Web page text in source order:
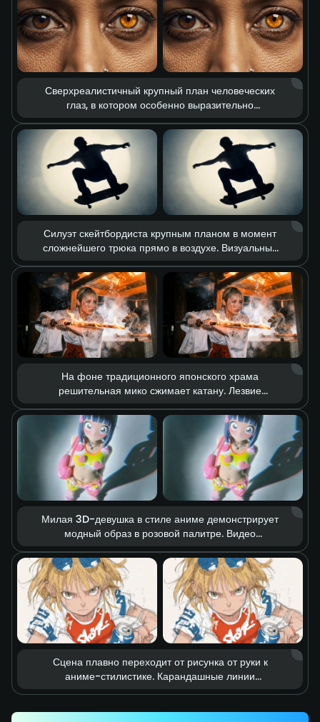
тревогой наблюдают за происходящим. Мрачная
композиция, тревожный свет и ощущение
неизвестности создают атмосферу
фантастического триллера.
Сверхреалистичный крупный план человеческих
глаз, в котором особенно выразительно
карий, другой золотистый. Камера передаёт
мельчайшие детали — текстуру кожи, поры, едва
заметное дрожание ресниц. Благодаря
драматичной игре света весь спектр глубоких и
сложных эмоций читается в одном только взгляде.
Силуэт скейтбордиста крупным планом в момент
сложнейшего трюка прямо в воздухе. Визуальный
граффити-скетчи на фоне мощного круглого
прожектора. Замедленное движение подчёркивает
каждую деталь прыжка, передавая дерзкую
уличную энергию и винтажную фактуру кадра.
На фоне традиционного японского храма
решительная мико сжимает катану. Лезвие
искры и клубится дым. Кинематографичный свет
усиливает напряжение перед схваткой,
превращая сцену в кадр из масштабного экшен-
фильма.
Милая 3D-девушка в стиле аниме демонстрирует
модный образ в розовой палитре. Видео
в форме сердечек и элементы одежды парят в
воздухе, словно оживая. Мягкий студийный свет и
насыщенные цвета создают мечтательную,
нежную и живую fashion-атмосферу.
Сцена плавно переходит от рисунка от руки к
аниме-стилистике. Карандашные линии